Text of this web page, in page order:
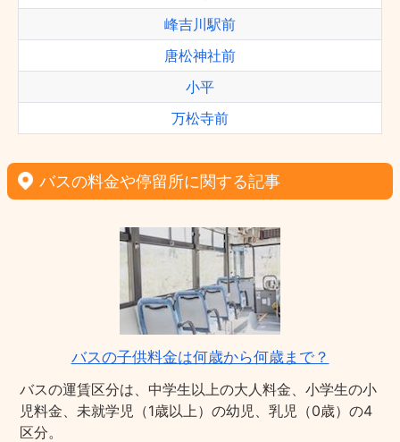
峰吉川駅前
唐松神社前
小平
万松寺前
バスの料金や停留所に関する記事
バスの子供料金は何歳から何歳まで？
バスの運賃区分は、中学生以上の大人料金、小学生の小
児料金、未就学児（1歳以上）の幼児、乳児（0歳）の4
区分。